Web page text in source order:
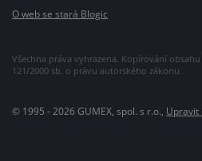
Všechna práva vyhrazena. Kopírování
121/2000 sb. o právu autorského zákonu.
O web se stará Blogic
© 1995 - 2026 GUMEX, spol. s r.o., Upravit